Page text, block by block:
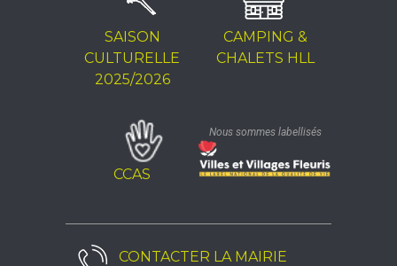
SAISON
CULTURELLE
2025/2026
CAMPING &
CHALETS HLL
CCAS
Nous sommes labellisés
CONTACTER LA MAIRIE